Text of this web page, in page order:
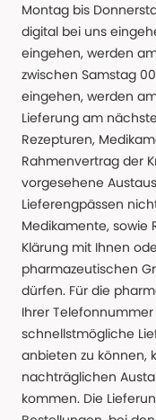
Montag bis
digital bei uns
eingehen, werden
zwischen Samstag
eingehen, werden
Lieferung am
Rezepturen,
Rahmenvertrag der
vorgesehene
Lieferengpässen
Medikamente, sowie
Klärung mit Ihnen
pharmazeutischen
dürfen. Für die
Ihrer
schnellstmögliche
anbieten zu können,
nachträglichen
kommen. Die